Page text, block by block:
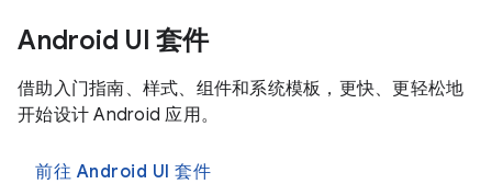
Android UI 套件
借助入门指南、样式、组件和系统模板，更快、更轻松地
开始设计 Android 应用。
前往 Android UI 套件